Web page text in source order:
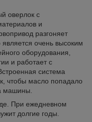
оверлок с
и
разгоняет
очень высоким
оборудования,
и работает с
система
чтобы масло попадало
машины.
При ежедневном
долгие годы.